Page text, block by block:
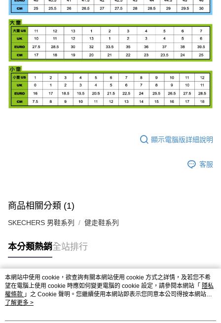
顯示電腦版詳細說明
客服
商品相關分類 (1)
SKECHERS 男鞋系列 健走鞋系列
本分類熱銷全站排行
熱門標籤
本網站中使用 cookie，欲查詢有關本網站使用 cookie 方式之詳情，及若您不希
望在電腦上使用 cookie 時應如何變更電腦的 cookie 設定，請參閱本網站「 隱私
權條款 」之 Cookie 聲明。您繼續使用本網站即表示您同意本公司得按本網站使
用條款之 Cookie 聲明使用 cookie。
了解更多 >